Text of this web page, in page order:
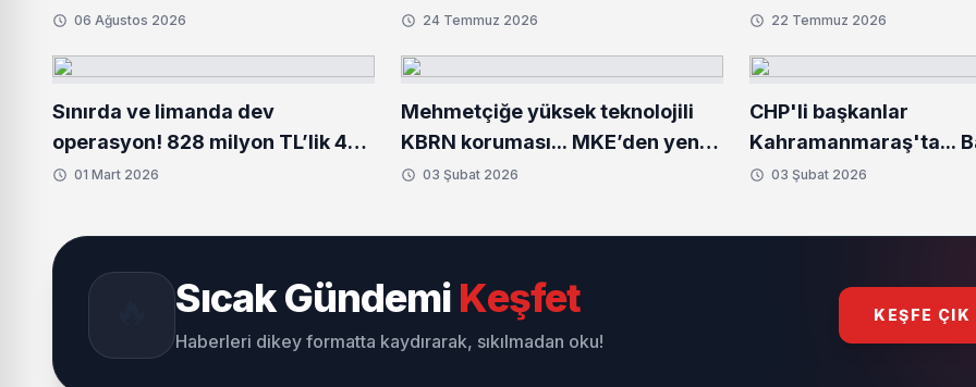
06 Ağustos 2026 24 Temmuz 2026 22 Temmuz 2026
Sınırda ve limanda dev
operasyon! 828 milyon TL’lik 484
kilo uyuşturucu ele geçirildi
01 Mart 2026
Mehmetçiğe yüksek teknolojili
KBRN koruması... MKE’den yeni
donanım setleri
03 Şubat 2026
CHP'li başkanlar
Kahramanmaraş'ta...
Bozbey'den deprem
03 Şubat 2026
Sıcak Gündemi Keşfet
Haberleri dikey formatta kaydırarak, sıkılmadan oku!
KEŞFE ÇIK